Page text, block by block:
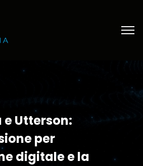
Utterson:
per
digitale e la